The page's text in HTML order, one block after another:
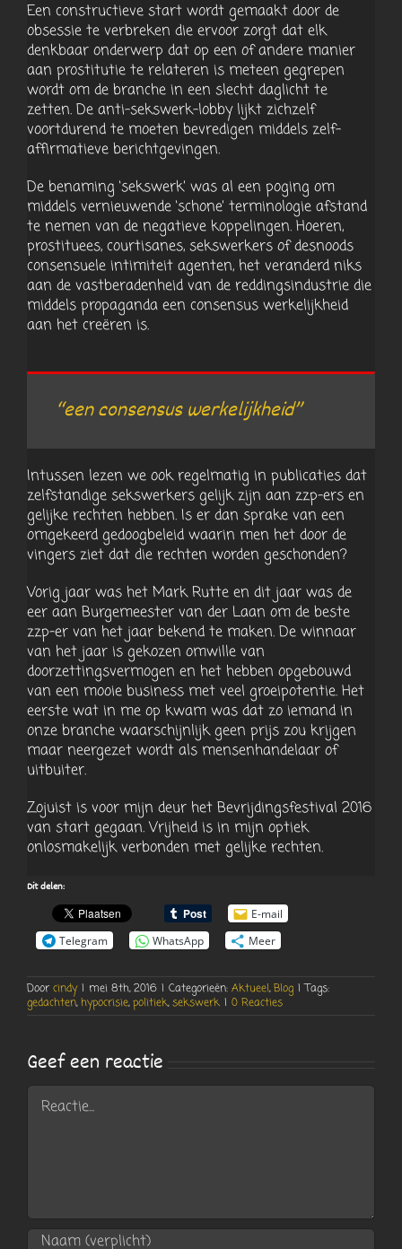
Een constructieve start wordt gemaakt door de
obsessie te verbreken die ervoor zorgt dat elk
denkbaar onderwerp dat op een of andere manier
aan prostitutie te relateren is meteen gegrepen
wordt om de branche in een slecht daglicht te
zetten. De anti-sekswerk-lobby lijkt zichzelf
voortdurend te moeten bevredigen middels zelf-
affirmatieve berichtgevingen.
De benaming ‘sekswerk’ was al een poging om
middels vernieuwende ‘schone’ terminologie afstand
te nemen van de negatieve koppelingen. Hoeren,
prostituees, courtisanes, sekswerkers of desnoods
consensuele intimiteit agenten, het veranderd niks
aan de vastberadenheid van de reddingsindustrie die
middels propaganda een consensus werkelijkheid
aan het creëren is.
“een consensus werkelijkheid”
Intussen lezen we ook regelmatig in publicaties dat
zelfstandige sekswerkers gelijk zijn aan zzp-ers en
gelijke rechten hebben. Is er dan sprake van een
omgekeerd gedoogbeleid waarin men het door de
vingers ziet dat die rechten worden geschonden?
Vorig jaar was het Mark Rutte en dit jaar was de
eer aan Burgemeester van der Laan om de beste
zzp-er van het jaar bekend te maken. De winnaar
van het jaar is gekozen omwille van
doorzettingsvermogen en het hebben opgebouwd
van een mooie business met veel groeipotentie. Het
eerste wat in me op kwam was dat zo iemand in
onze branche waarschijnlijk geen prijs zou krijgen
maar neergezet wordt als mensenhandelaar of
uitbuiter.
Zojuist is voor mijn deur het Bevrijdingsfestival 2016
van start gegaan. Vrijheid is in mijn optiek
onlosmakelijk verbonden met gelijke rechten.
Dit delen:
E-mail
Telegram
WhatsApp Meer
Door cindy | mei 8th, 2016 | Categorieën: Aktueel,Blog | Tags:
gedachten,hypocrisie,politiek,sekswerk | 0 Reacties
Geef een reactie
Reactie